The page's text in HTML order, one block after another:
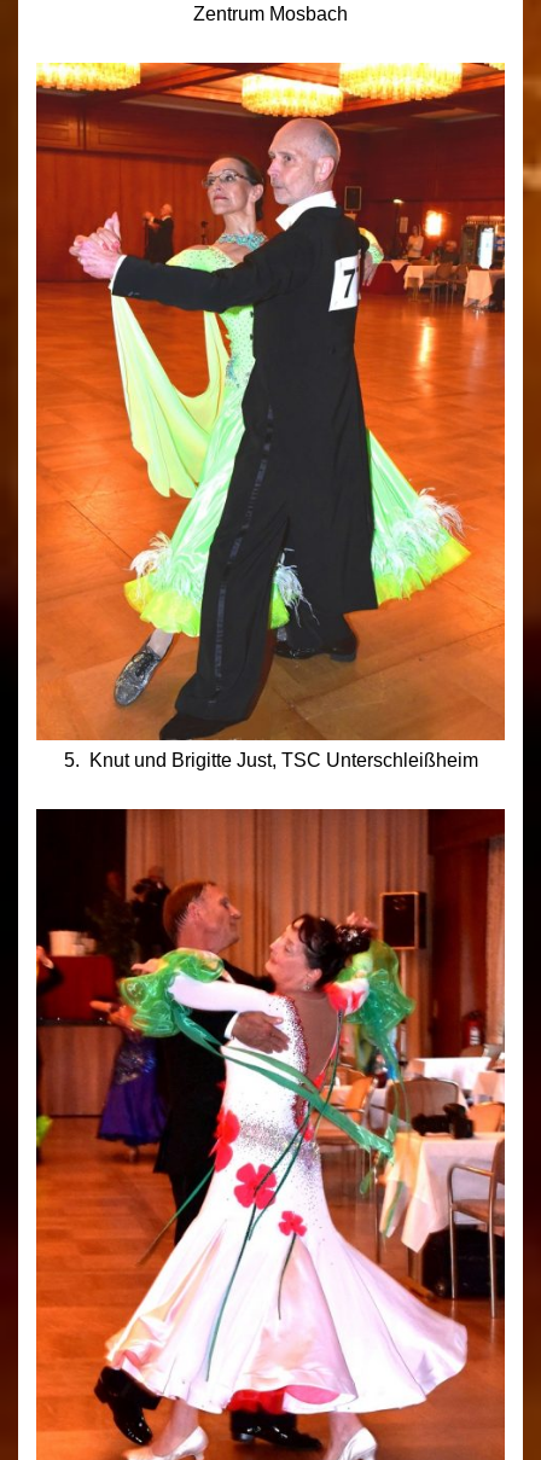
Zentrum Mosbach
5. Knut und Brigitte Just, TSC Unterschleißheim